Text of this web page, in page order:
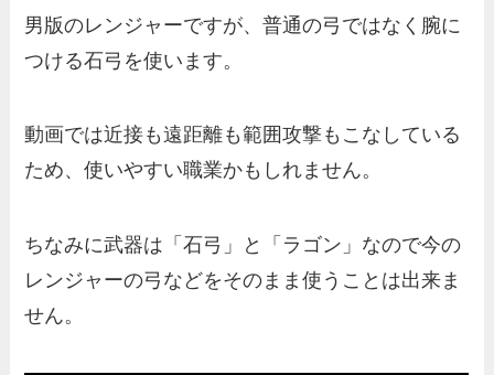
男版のレンジャーですが、普通の弓ではなく腕に
つける石弓を使います。
動画では近接も遠距離も範囲攻撃もこなしている
ため、使いやすい職業かもしれません。
ちなみに武器は「石弓」と「ラゴン」なので今の
レンジャーの弓などをそのまま使うことは出来ま
せん。